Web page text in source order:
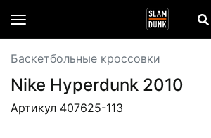
Баскетбольные кроссовки
Nike Hyperdunk 2010
Артикул 407625-113